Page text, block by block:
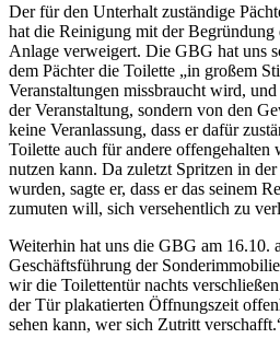
Der für den Unterhalt zuständige
hat die Reinigung mit der
Anlage verweigert. Die GBG hat uns
dem Pächter die Toilette „in großem
Veranstaltungen missbraucht wird,
der Veranstaltung, sondern von den
keine Veranlassung, dass er dafür
Toilette auch für andere offengehalten
nutzen kann. Da zuletzt Spritzen in
wurden, sagte er, dass er das seinem
zumuten will, sich versehentlich zu
Weiterhin hat uns die GBG am 16.10.
Geschäftsführung der
wir die Toilettentür nachts
der Tür plakatierten Öffnungszeit
sehen kann, wer sich Zutritt